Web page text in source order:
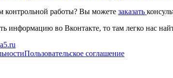
контрольной работы? Вы можете заказать
информацию во Вконтакте, то там легко нас
Пользовательское соглашение